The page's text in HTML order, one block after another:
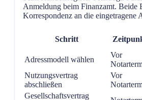
Anmeldung beim Finanzamt. Beide
Korrespondenz an die eingetragene
Schritt
Adressmodell wählen
Vor
Nutzungsvertrag
abschließen
Vor
Gesellschaftsvertrag